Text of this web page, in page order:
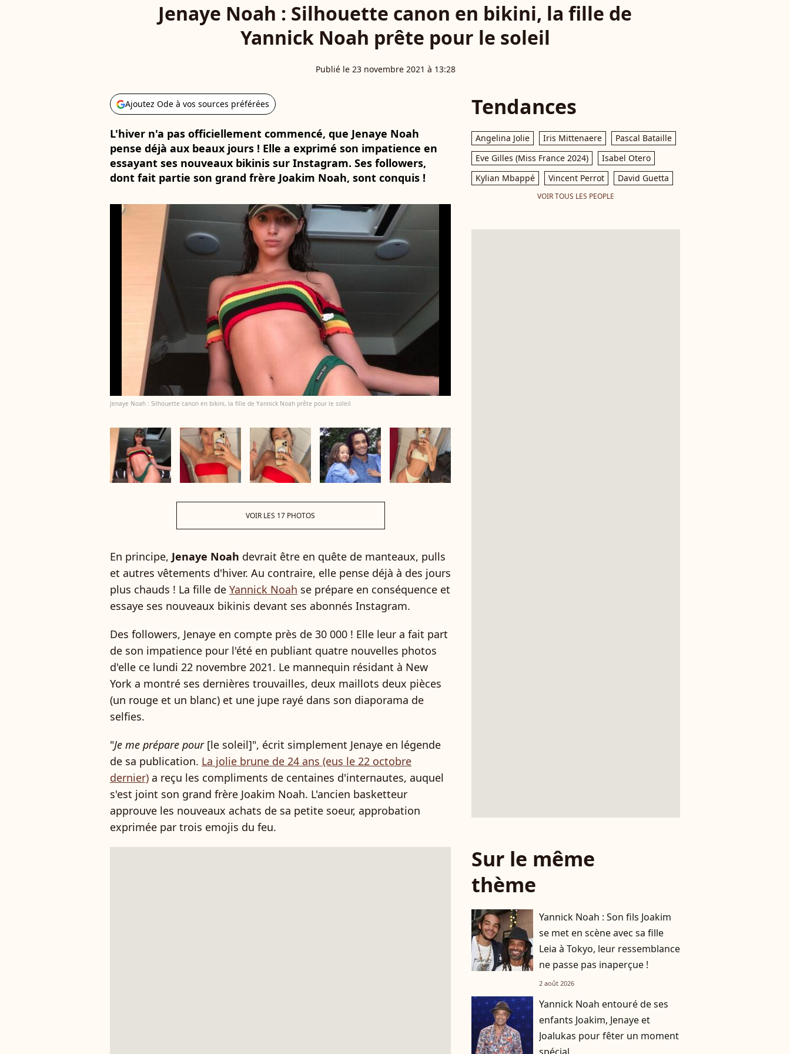
Jenaye Noah : Silhouette canon en bikini, la fille de
Yannick Noah prête pour le soleil
Publié le 23 novembre 2021 à 13:28
Ajoutez Ode à vos sources préférées
L'hiver n'a pas officiellement commencé, que Jenaye Noah
pense déjà aux beaux jours ! Elle a exprimé son impatience en
essayant ses nouveaux bikinis sur Instagram. Ses followers,
dont fait partie son grand frère Joakim Noah, sont conquis !
Jenaye Noah : Silhouette canon en bikini, la fille de Yannick Noah prête pour le soleil
VOIR LES 17 PHOTOS
En principe, Jenaye Noah devrait être en quête de manteaux, pulls
et autres vêtements d'hiver. Au contraire, elle pense déjà à des jours
plus chauds ! La fille de Yannick Noah se prépare en conséquence et
essaye ses nouveaux bikinis devant ses abonnés Instagram.
Des followers, Jenaye en compte près de 30 000 ! Elle leur a fait part
de son impatience pour l'été en publiant quatre nouvelles photos
d'elle ce lundi 22 novembre 2021. Le mannequin résidant à New
York a montré ses dernières trouvailles, deux maillots deux pièces
(un rouge et un blanc) et une jupe rayé dans son diaporama de
selfies.
"Je me prépare pour[le soleil]", écrit simplement Jenaye en légende
de sa publication. La jolie brune de 24 ans (eus le 22 octobre
dernier) a reçu les compliments de centaines d'internautes, auquel
s'est joint son grand frère Joakim Noah. L'ancien basketteur
approuve les nouveaux achats de sa petite soeur, approbation
exprimée par trois emojis du feu.
Tendances
Angelina Jolie Iris Mittenaere
Pascal Bataille
Eve Gilles (Miss France 2024)
Isabel Otero
Kylian Mbappé
Vincent Perrot David Guetta
VOIR TOUS LES PEOPLE
Sur le même
thème
Yannick Noah : Son fils Joakim
se met en scène avec sa fille
Leia à Tokyo, leur ressemblance
ne passe pas inaperçue !
2 août 2026
Yannick Noah entouré de ses
enfants Joakim, Jenaye et
Joalukas pour fêter un moment